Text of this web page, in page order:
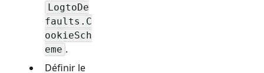
LogtoDe
faults.C
ookieSch
eme .
Définir le